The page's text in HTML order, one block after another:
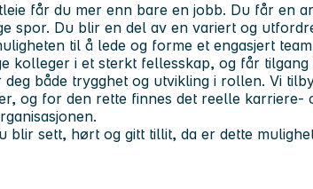
får du mer enn bare en jobb. Du får en
spor. Du blir en del av en variert og
til å lede og forme et engasjert
kolleger i et sterkt fellesskap, og får
både trygghet og utvikling i rollen. Vi
og for den rette finnes det reelle karriere-
blir sett, hørt og gitt tillit, da er dette